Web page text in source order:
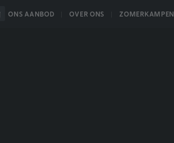
ONS AANBOD OVER ONS ZOMERKAMPEN